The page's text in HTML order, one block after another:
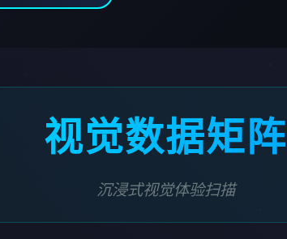
视觉数据矩阵
沉浸式视觉体验扫描